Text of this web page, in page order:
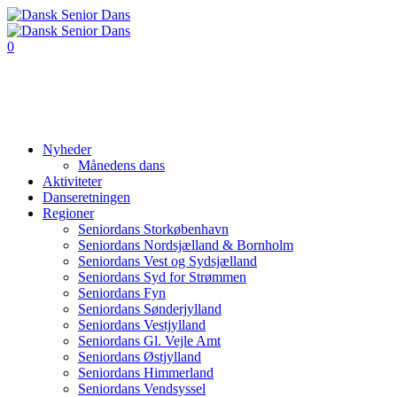
0
Nyheder
Månedens dans
Aktiviteter
Danseretningen
Regioner
Seniordans Storkøbenhavn
Seniordans Nordsjælland & Bornholm
Seniordans Vest og Sydsjælland
Seniordans Syd for Strømmen
Seniordans Fyn
Seniordans Sønderjylland
Seniordans Vestjylland
Seniordans Gl. Vejle Amt
Seniordans Østjylland
Seniordans Himmerland
Seniordans Vendsyssel